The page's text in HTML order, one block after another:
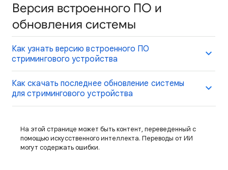
Версия встроенного ПО и
обновления системы
Как узнать версию встроенного ПО
стримингового устройства
Как скачать последнее обновление системы
для стримингового устройства
На этой странице может быть контент, переведенный с
помощью искусственного интеллекта. Переводы от ИИ
могут содержать ошибки.